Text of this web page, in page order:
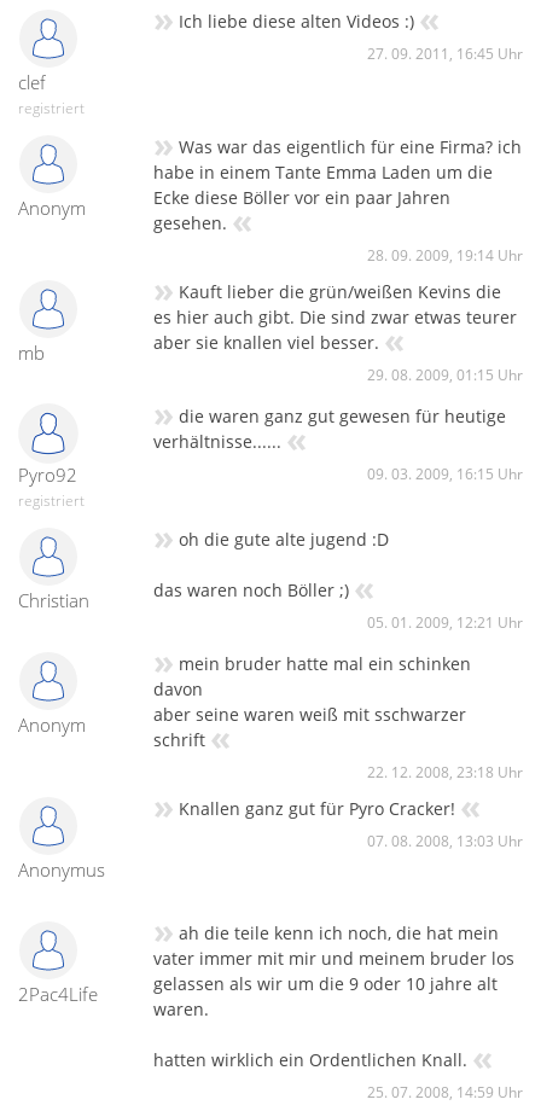
clef
registriert
» Ich liebe diese alten Videos :) «
27. 09. 2011, 16:45 Uhr
Anonym
» Was war das eigentlich für eine Firma? ich
habe in einem Tante Emma Laden um die
Ecke diese Böller vor ein paar Jahren
gesehen. «
28. 09. 2009, 19:14 Uhr
mb
» Kauft lieber die grün/weißen Kevins die
es hier auch gibt. Die sind zwar etwas teurer
aber sie knallen viel besser. «
29. 08. 2009, 01:15 Uhr
Pyro92
registriert
» die waren ganz gut gewesen für heutige
verhältnisse...... «
09. 03. 2009, 16:15 Uhr
Christian
» oh die gute alte jugend :D
das waren noch Böller ;) «
05. 01. 2009, 12:21 Uhr
Anonym
» mein bruder hatte mal ein schinken
davon
aber seine waren weiß mit sschwarzer
schrift «
22. 12. 2008, 23:18 Uhr
Anonymus
» Knallen ganz gut für Pyro Cracker! «
07. 08. 2008, 13:03 Uhr
2Pac4Life
» ah die teile kenn ich noch, die hat mein
vater immer mit mir und meinem bruder los
gelassen als wir um die 9 oder 10 jahre alt
waren.
hatten wirklich ein Ordentlichen Knall. «
25. 07. 2008, 14:59 Uhr